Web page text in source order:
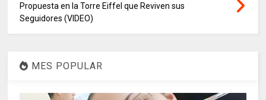
Propuesta en la Torre Eiffel que Reviven sus
Seguidores (VIDEO)
MES POPULAR